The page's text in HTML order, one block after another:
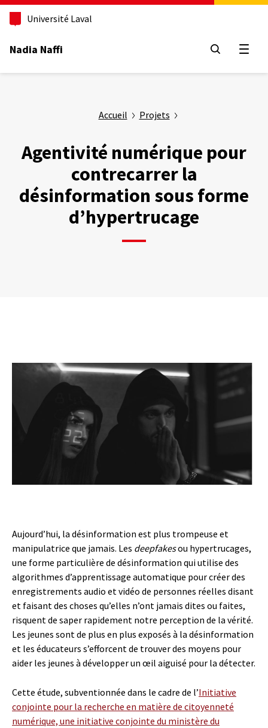
Aller
contenu
Université Laval
Nadia Naffi
Accueil Projets
Agentivité numérique pour
contrecarrer la
désinformation sous forme
d’hypertrucage
Aujourd’hui, la désinformation est plus trompeuse et
manipulatrice que jamais. Les deepfakesou hypertrucages,
une forme particulière de désinformation qui utilise des
algorithmes d’apprentissage automatique pour créer des
enregistrements audio et vidéo de personnes réelles disant
et faisant des choses qu’elles n’ont jamais dites ou faites,
risquent de saper rapidement notre perception de la vérité.
Les jeunes sont de plus en plus exposés à la désinformation
et les éducateurs s’efforcent de trouver des moyens pour
aider les jeunes à développer un œil aiguisé pour la détecter.
Cette étude, subventionnée dans le cadre de l’Initiative
conjointe pour la recherche en matière de citoyenneté
numérique, une initiative conjointe du ministère du